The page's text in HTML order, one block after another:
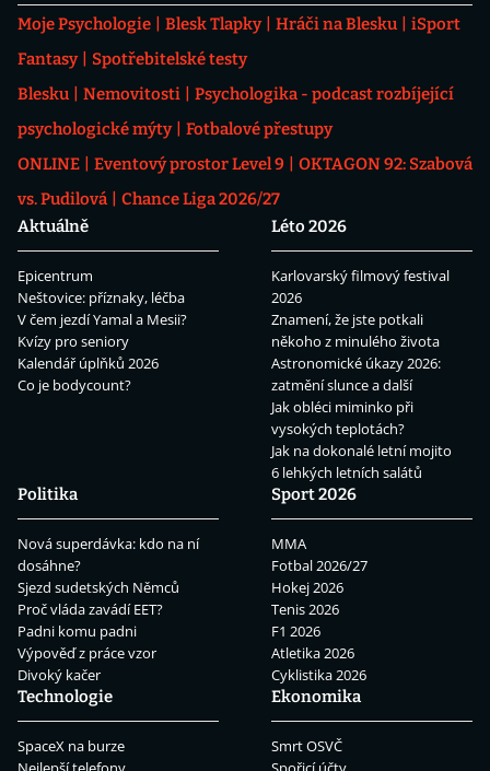
Moje Psychologie Blesk Tlapky Hráči na Blesku
iSport
Fantasy
Spotřebitelské testy
Blesku
Nemovitosti
Psychologika - podcast rozbíjející
psychologické mýty
Fotbalové přestupy
ONLINE
Eventový prostor Level 9
OKTAGON 92: Szabová
vs. Pudilová
Chance Liga 2026/27
Aktuálně
Epicentrum
Neštovice: příznaky, léčba
V čem jezdí Yamal a Mesii?
Kvízy pro seniory
Kalendář úplňků 2026
Co je bodycount?
Léto 2026
Karlovarský filmový festival
2026
Znamení, že jste potkali
někoho z minulého života
Astronomické úkazy 2026:
zatmění slunce a další
Jak obléci miminko při
vysokých teplotách?
Jak na dokonalé letní mojito
6 lehkých letních salátů
Politika
Nová superdávka: kdo na ní
dosáhne?
Sjezd sudetských Němců
Proč vláda zavádí EET?
Padni komu padni
Výpověď z práce vzor
Divoký kačer
Sport 2026
MMA
Fotbal 2026/27
Hokej 2026
Tenis 2026
F1 2026
Atletika 2026
Cyklistika 2026
Technologie
SpaceX na burze
Ekonomika
Smrt OSVČ